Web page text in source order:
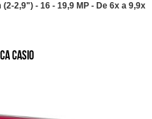
2,9") - 16 - 19,9 MP - De 6x a 9,9x
Casio